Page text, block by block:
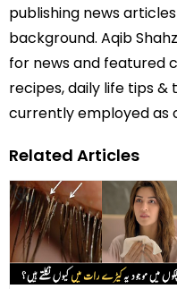
publishing news
background. Aqib
for news and featured
recipes, daily life tips
currently employed as
Related Articles